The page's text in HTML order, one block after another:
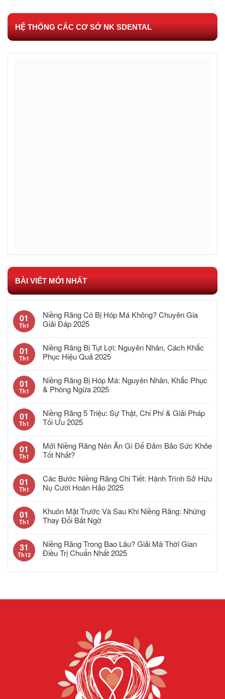
HỆ THỐNG CÁC CƠ SỞ NK SDENTAL
BÀI VIẾT MỚI NHẤT
01
Th1
Niềng Răng Có Bị Hóp Má Không? Chuyên Gia
Giải Đáp 2025
01
Th1
Niềng Răng Bị Tụt Lợi: Nguyên Nhân, Cách Khắc
Phục Hiệu Quả 2025
01
Th1
Niềng Răng Bị Hóp Má: Nguyên Nhân, Khắc Phục
& Phòng Ngừa 2025
01
Th1
Niềng Răng 5 Triệu: Sự Thật, Chi Phí & Giải Pháp
Tối Ưu 2025
01
Th1
Mới Niềng Răng Nên Ăn Gì Để Đảm Bảo Sức Khỏe
Tốt Nhất?
01
Th1
Các Bước Niềng Răng Chi Tiết: Hành Trình Sở Hữu
Nụ Cười Hoàn Hảo 2025
01
Th1
Khuôn Mặt Trước Và Sau Khi Niềng Răng: Những
Thay Đổi Bất Ngờ
31
Th12
Niềng Răng Trong Bao Lâu? Giải Mã Thời Gian
Điều Trị Chuẩn Nhất 2025